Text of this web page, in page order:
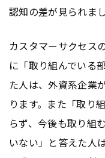
認知の差が見られまし
カスタマーサクセス
に「取り組んでいる
た人は、外資系企業
ります。また「取り
らず、今後も取り組
いない」と答えた人